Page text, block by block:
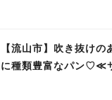
【流山市】吹き抜け
に種類豊富なパン♡≪